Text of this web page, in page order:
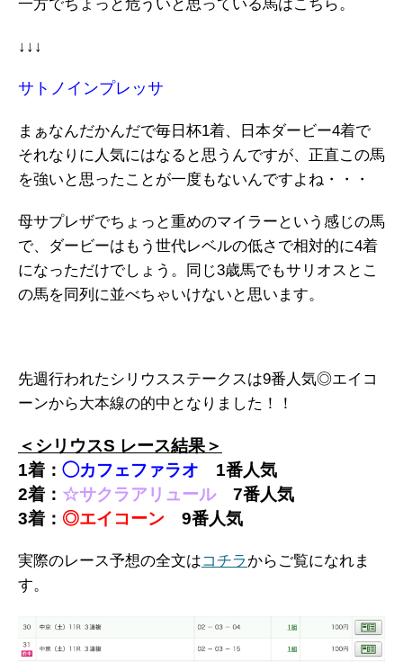
一方でちょっと危ういと思っている馬はこちら。
↓↓↓
サトノインプレッサ
まぁなんだかんだで毎日杯1着、日本ダービー4着で
それなりに人気にはなると思うんですが、正直この馬
を強いと思ったことが一度もないんですよね・・・
母サプレザでちょっと重めのマイラーという感じの馬
で、ダービーはもう世代レベルの低さで相対的に4着
になっただけでしょう。同じ3歳馬でもサリオスとこ
の馬を同列に並べちゃいけないと思います。
先週行われたシリウスステークスは9番人気◎エイコ
ーンから大本線の的中となりました！！
＜シリウスS レース結果＞
1着： ◯カフェファラオ 1番人気
2着： ☆サクラアリュール7番人気
3着： ◎エイコーン 9番人気
実際のレース予想の全文はコチラ からご覧になれま
す。